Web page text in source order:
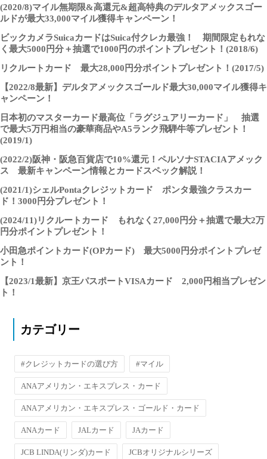
(2020/8)マイル無期限&高還元&超高特典のデルタアメックスゴー
ルドが最大33,000マイル獲得キャンペーン！
ビックカメラSuicaカードはSuica付クレカ最強！ 期間限定もれな
く最大5000円分＋抽選で1000円のポイントプレゼント！(2018/6)
リクルートカード 最大28,000円分ポイントプレゼント！(2017/5)
【2022/8最新】デルタアメックスゴールド最大30,000マイル獲得キ
ャンペーン！
日本初のマスターカード最高位「ラグジュアリーカード」 抽選
で最大5万円相当の豪華商品やA5ランク飛騨牛等プレゼント！
(2019/1)
(2022/2)阪神・阪急百貨店で10%還元！ペルソナSTACIAアメック
ス 最新キャンペーン情報とカードスペック解説！
(2021/1)シェルPontaクレジットカード ポンタ最強クラスカー
ド！3000円分プレゼント！
(2024/11)リクルートカード もれなく27,000円分＋抽選で最大2万
円分ポイントプレゼント！
小田急ポイントカード(OPカード) 最大5000円分ポイントプレゼ
ント！
【2023/1最新】京王パスポートVISAカード 2,000円相当プレゼン
ト！
カテゴリー
#クレジットカードの選び方 #マイル
ANAアメリカン・エキスプレス・カード
ANAアメリカン・エキスプレス・ゴールド・カード
ANAカード JALカード JAカード
JCB LINDA(リンダ)カード JCBオリジナルシリーズ